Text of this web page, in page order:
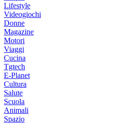
Lifestyle
Videogiochi
Donne
Magazine
Motori
Viaggi
Cucina
Tgtech
E-Planet
Cultura
Salute
Scuola
Animali
Spazio